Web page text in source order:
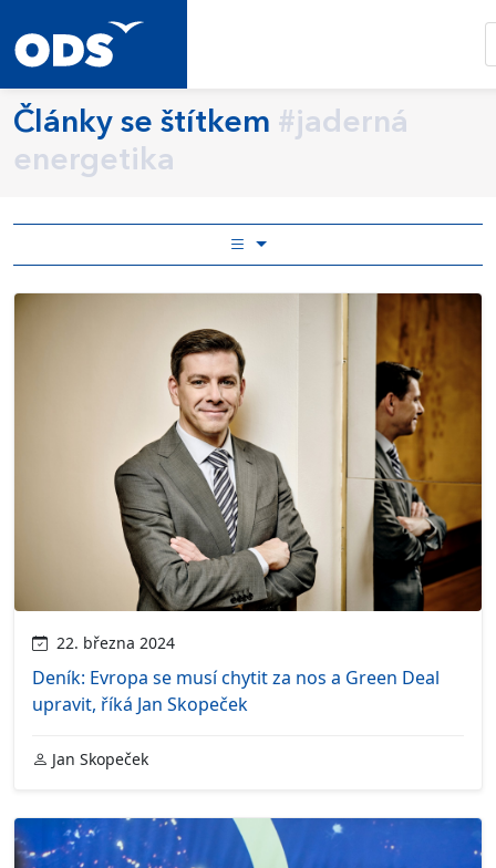
Články se štítkem #jaderná
energetika
22. března 2024
Deník: Evropa se musí chytit za nos a Green Deal
upravit, říká Jan Skopeček
Jan Skopeček